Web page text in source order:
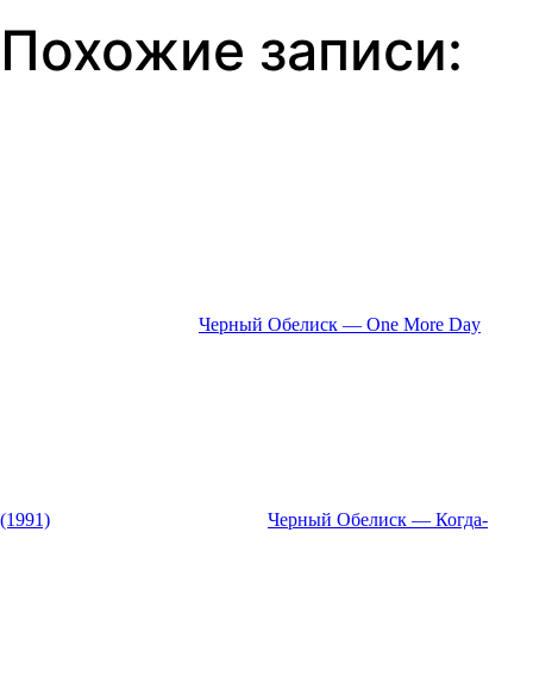
Похожие записи:
Черный Обелиск — One More Day
(1991) Черный Обелиск — Когда-